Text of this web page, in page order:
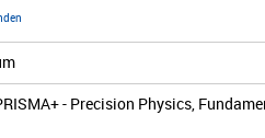
- Precision Physics,